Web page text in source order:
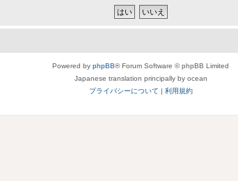
Powered by phpBB® Forum Software © phpBB Limited
Japanese translation principally by ocean
プライバシーについて | 利用規約